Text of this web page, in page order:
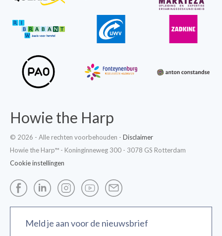
Howie the Harp
© 2026 - Alle rechten voorbehouden - Disclaimer
Howie the Harp™ - Koninginneweg 300 - 3078 GS Rotterdam
Cookie instellingen
Meld je aan voor de nieuwsbrief